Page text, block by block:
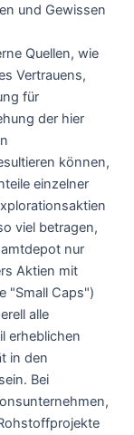
und Gewissen
Quellen, wie
Vertrauens,
für
der hier
können,
einzelner
viel betragen,
nur
Aktien mit
"Small Caps")
alle
erheblichen
in den
Bei